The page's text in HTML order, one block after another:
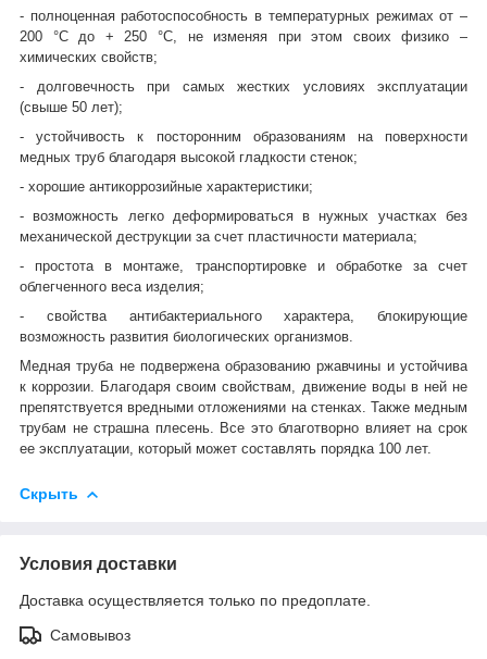
- полноценная работоспособность в температурных режимах от –
200 °C до + 250 °C, не изменяя при этом своих физико –
химических свойств;
- долговечность при самых жестких условиях эксплуатации
(свыше 50 лет);
- устойчивость к посторонним образованиям на поверхности
медных труб благодаря высокой гладкости стенок;
- хорошие антикоррозийные характеристики;
- возможность легко деформироваться в нужных участках без
механической деструкции за счет пластичности материала;
- простота в монтаже, транспортировке и обработке за счет
облегченного веса изделия;
- свойства антибактериального характера, блокирующие
возможность развития биологических организмов.
Медная труба не подвержена образованию ржавчины и устойчива
к коррозии. Благодаря своим свойствам, движение воды в ней не
препятствуется вредными отложениями на стенках. Также медным
трубам не страшна плесень. Все это благотворно влияет на срок
ее эксплуатации, который может составлять порядка 100 лет.
Скрыть
Условия доставки
Доставка осуществляется только по предоплате.
Самовывоз